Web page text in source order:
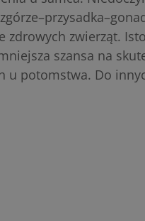
zdrowych zwierząt.
szansa na
u potomstwa. Do